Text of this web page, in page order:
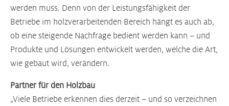
werden muss. Denn von der Leistungsfähigkeit der
Betriebe im holzverarbeitenden Bereich hängt es auch ab,
ob eine steigende Nachfrage bedient werden kann – und
Produkte und Lösungen entwickelt werden, welche die Art,
wie gebaut wird, verändern.
Partner für den Holzbau
„Viele Betriebe erkennen dies derzeit – und so verzeichnen